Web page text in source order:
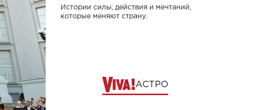
Истории силы, действия и мечтаний,
которые меняют страну.
АСТРО